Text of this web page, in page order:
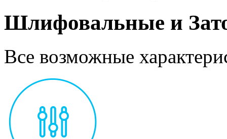
Шлифовальные и
Все возможные